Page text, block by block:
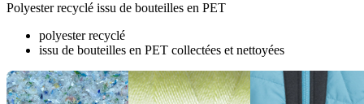
Polyester recyclé issu de bouteilles en PET
polyester recyclé
issu de bouteilles en PET collectées et nettoyées